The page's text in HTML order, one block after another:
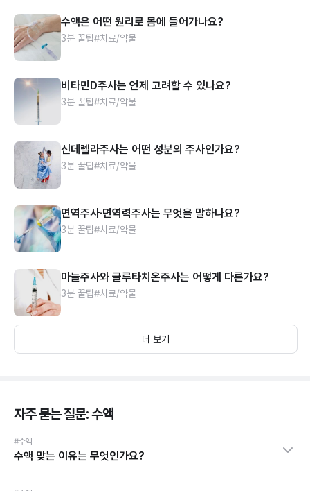
수액은 어떤 원리로 몸에 들어가나요?
3분 꿀팁#치료/약물
비타민D주사는 언제 고려할 수 있나요?
3분 꿀팁#치료/약물
신데렐라주사는 어떤 성분의 주사인가요?
3분 꿀팁#치료/약물
면역주사·면역력주사는 무엇을 말하나요?
3분 꿀팁#치료/약물
마늘주사와 글루타치온주사는 어떻게 다른가요?
3분 꿀팁#치료/약물
더 보기
자주 묻는 질문: 수액
#수액
수액 맞는 이유는 무엇인가요?